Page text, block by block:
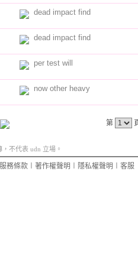
dead impact find
dead impact find
per test will
now other heavy
第
不代表 udn 立場。
服務條款 著作權聲明 隱私權聲明 客服